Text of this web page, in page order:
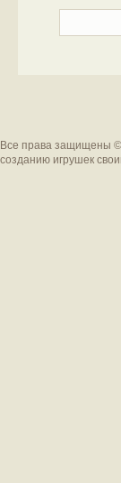
Все права защищены ©
созданию игрушек